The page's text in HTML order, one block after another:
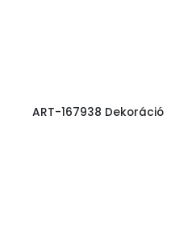
ART-167938 Dekoráció